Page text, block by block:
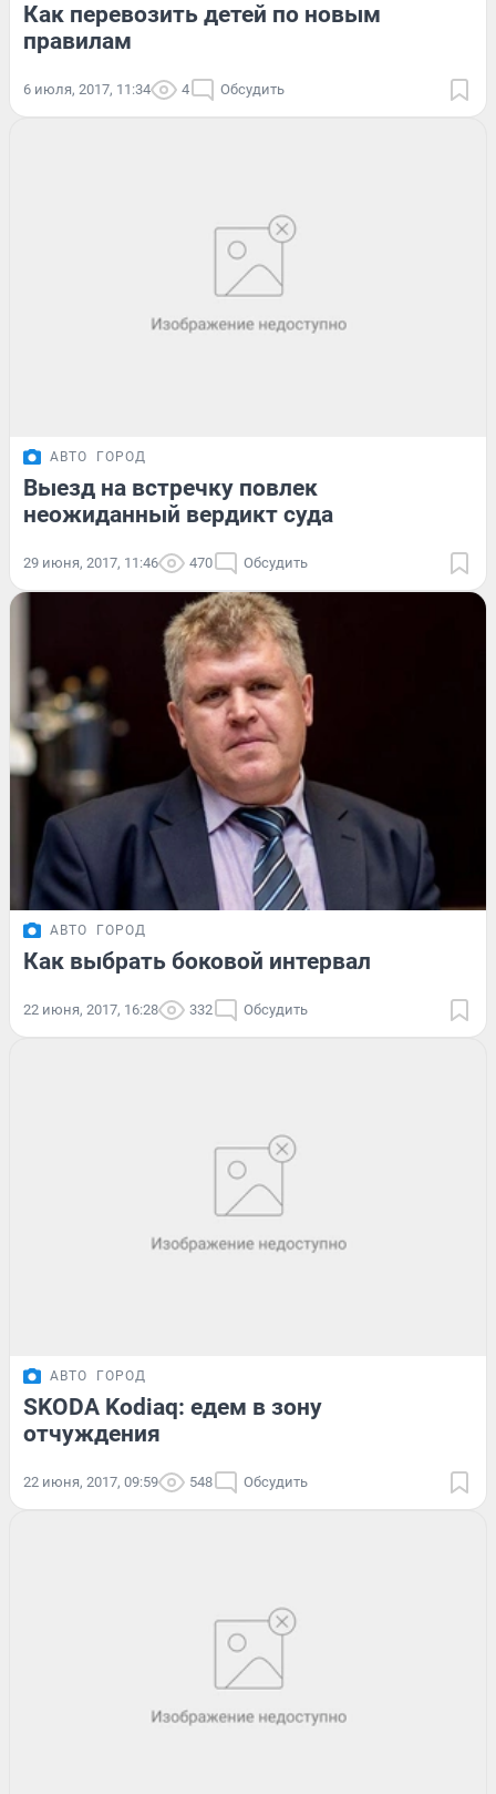
Как перевозить детей по новым
правилам
6 июля, 2017, 11:34 4 Обсудить
АВТО ГОРОД
Выезд на встречку повлек
неожиданный вердикт суда
29 июня, 2017, 11:46 470 Обсудить
АВТО ГОРОД
Как выбрать боковой интервал
22 июня, 2017, 16:28 332 Обсудить
АВТО ГОРОД
SKODA Kodiaq: едем в зону
отчуждения
22 июня, 2017, 09:59 548 Обсудить